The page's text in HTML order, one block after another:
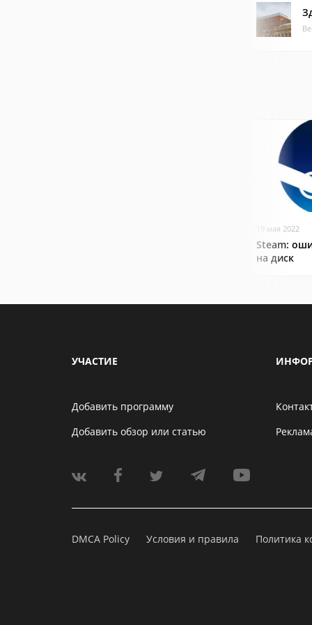
19 мая 2022
Steam:
на диск
УЧАСТИЕ
Добавить программу
Добавить обзор или статью
DMCA Policy Условия и правила Политика